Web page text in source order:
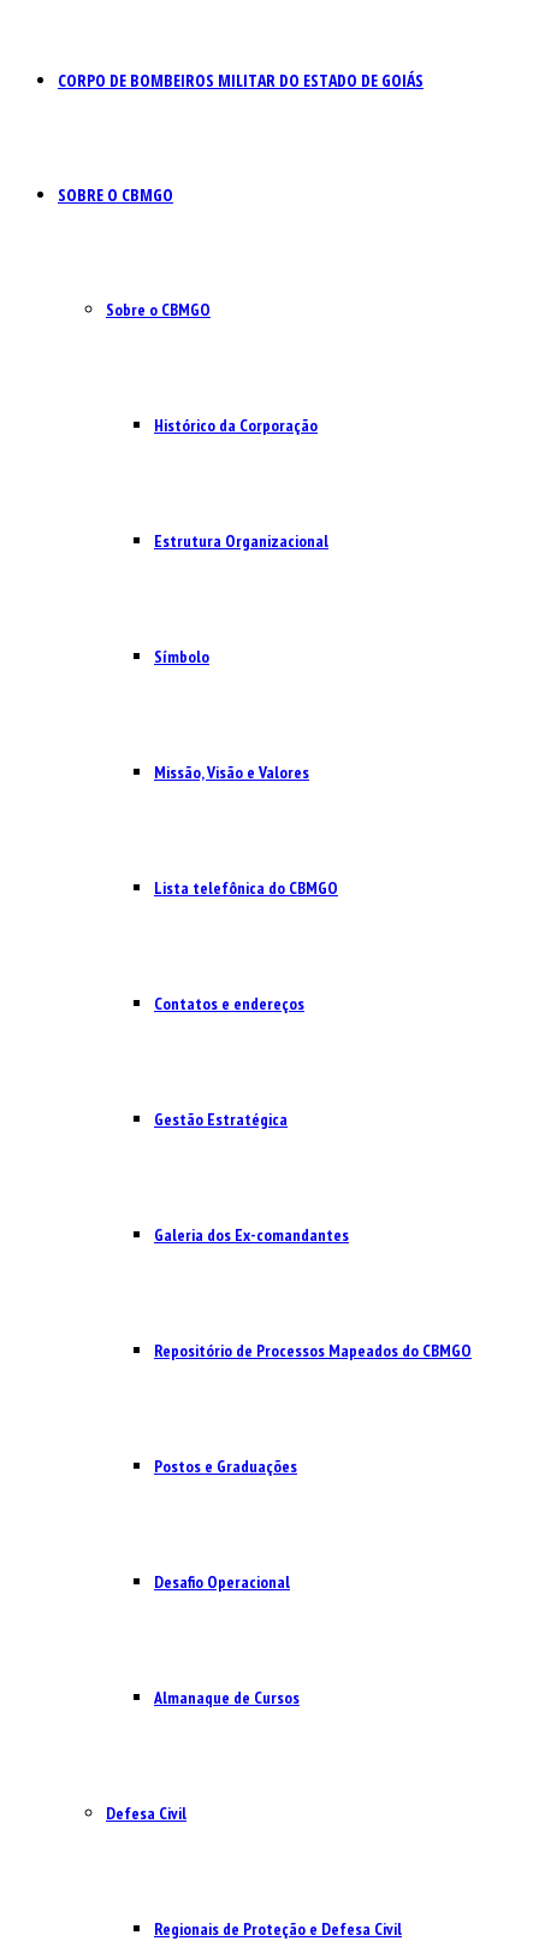
CORPO DE BOMBEIROS MILITAR DO ESTADO DE GOIÁS
SOBRE O CBMGO
Sobre o CBMGO
Histórico da Corporação
Estrutura Organizacional
Símbolo
Missão, Visão e Valores
Lista telefônica do CBMGO
Contatos e endereços
Gestão Estratégica
Galeria dos Ex-comandantes
Repositório de Processos Mapeados do CBMGO
Postos e Graduações
Desafio Operacional
Almanaque de Cursos
Defesa Civil
Regionais de Proteção e Defesa Civil